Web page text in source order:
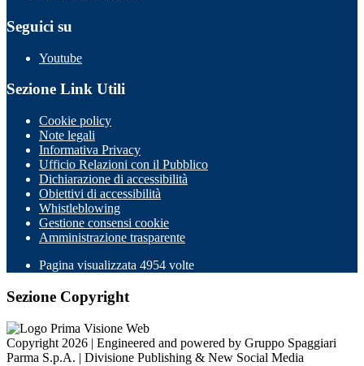
Seguici su
Youtube
Sezione Link Utili
Cookie policy
Note legali
Informativa Privacy
Ufficio Relazioni con il Pubblico
Dichiarazione di accessibilità
Obiettivi di accessibilità
Whistleblowing
Gestione consensi cookie
Amministrazione trasparente
Pagina visualizzata 4954 volte
Sezione Copyright
Copyright 2026 | Engineered and powered by Gruppo Spaggiari
Parma S.p.A. | Divisione Publishing & New Social Media